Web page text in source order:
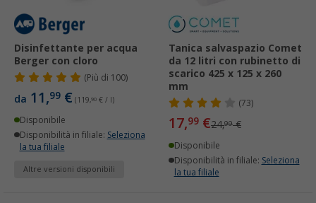
Disinfettante per acqua
Berger con cloro
( Più di 100)
da 11,99 € (119,90 € / l)
Disponibile
Disponibilità in filiale: Seleziona
la tua filiale
Altre versioni disponibili
Tanica salvaspazio Comet
da 12 litri con rubinetto di
scarico 425 x 125 x 260
mm
(73)
17,99 €24,99€
Disponibile
Disponibilità in filiale: Seleziona
la tua filiale